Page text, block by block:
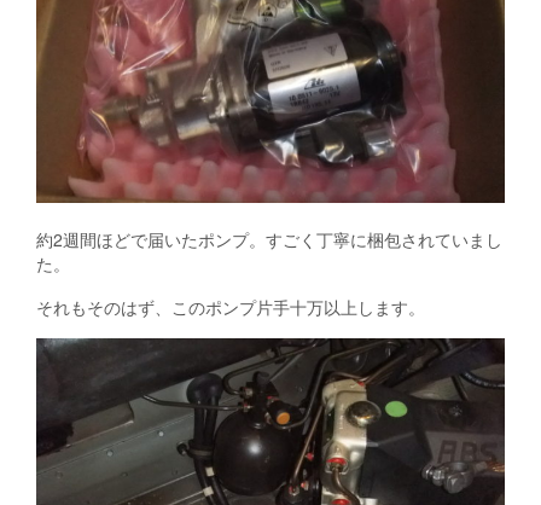
約2週間ほどで届いたポンプ。すごく丁寧に梱包されていまし
た。
それもそのはず、このポンプ片手十万以上します。